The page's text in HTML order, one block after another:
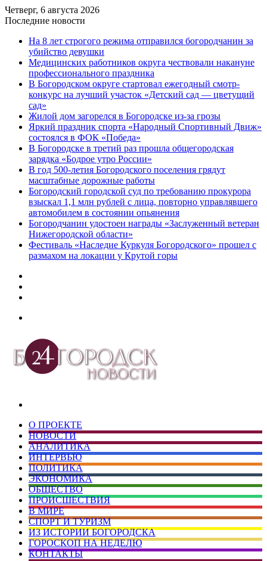
Четверг, 6 августа 2026
Последние новости
На 8 лет строгого режима отправился богородчанин за
убийство девушки
Медицинских работников округа чествовали накануне
профессионального праздника
В Богородском округе стартовал ежегодный смотр-
конкурс на лучший участок «Детский сад — цветущий
сад»
Жилой дом загорелся в Богородске из-за грозы
Яркий праздник спорта «Народный Спортивный Движ»
состоялся в ФОК «Победа»
В Богородске в третий раз прошла общегородская
зарядка «Бодрое утро России»
В год 500-летия Богородского поселения грядут
масштабные дорожные работы
️Богородский городской суд по требованию прокурора
взыскал 1,1 млн рублей с лица, повторно управлявшего
автомобилем в состоянии опьянения
Богородчанин удостоен награды «Заслуженный ветеран
Нижегородской области»
Фестиваль «Наследие Куркуля Богородского» прошел с
размахом на локации у Крутой горы
О ПРОЕКТЕ
НОВОСТИ
АНАЛИТИКА
ИНТЕРВЬЮ
ПОЛИТИКА
ЭКОНОМИКА
ОБЩЕСТВО
ПРОИСШЕСТВИЯ
В МИРЕ
СПОРТ И ТУРИЗМ
ИЗ ИСТОРИИ БОГОРОДСКА
ГОРОСКОП НА НЕДЕЛЮ
КОНТАКТЫ